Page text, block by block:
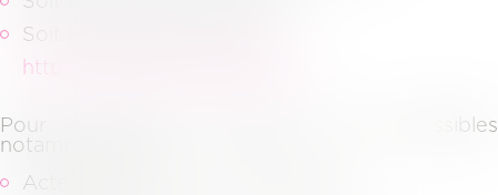
Soit en cliquant sur le lien
https://pivoine.secibonline.fr/
Pour les dossiers judiciaires, sont accessibles
notamment les
Actes de procédures (assignation,